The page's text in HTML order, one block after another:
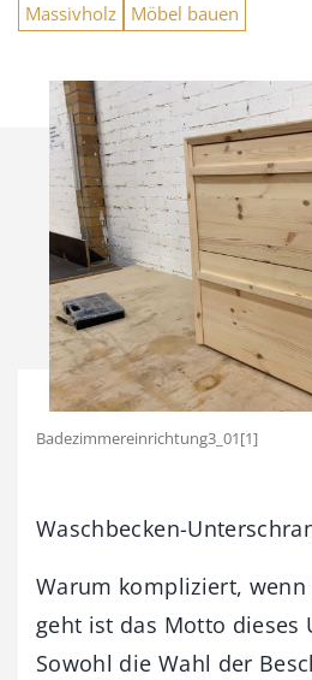
Massivholz Möbel bauen
Badezimmereinrichtung3_01[1]
Waschbecken-
Warum kompliziert, wenn
geht ist das Motto dieses
Sowohl die Wahl der